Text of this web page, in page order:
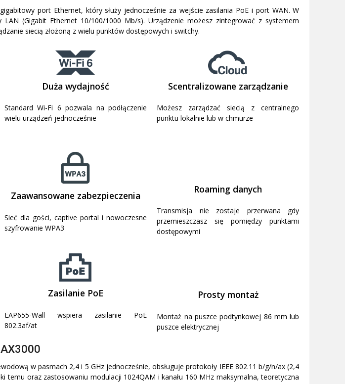
port Ethernet, który służy jednocześnie za wejście zasilania PoE i port WAN. W
(Gigabit Ethernet 10/100/1000 Mb/s). Urządzenie możesz zintegrować z systemem
siecią złożoną z wielu punktów dostępowych i switchy.
Duża wydajność
Standard Wi-Fi 6 pozwala na podłączenie
wielu urządzeń jednocześnie
Scentralizowane zarządzanie
Możesz zarządzać siecią z centralnego
punktu lokalnie lub w chmurze
Zaawansowane zabezpieczenia
Sieć dla gości, captive portal i nowoczesne
szyfrowanie WPA3
Roaming danych
Transmisja nie zostaje przerwana gdy
przemieszczasz się pomiędzy punktami
dostępowymi
Zasilanie PoE
EAP655-Wall wspiera zasilanie PoE
802.3af/at
Prosty montaż
Montaż na puszce podtynkowej 86 mm lub
puszce elektrycznej
w pasmach 2,4 i 5 GHz jednocześnie, obsługuje protokoły IEEE 802.11 b/g/n/ax (2,4
temu oraz zastosowaniu modulacji 1024QAM i kanału 160 MHz maksymalna, teoretyczna